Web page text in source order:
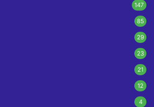
147
85
29
23
21
12
4